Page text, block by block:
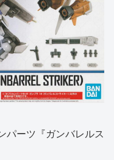
パーツ『ガンバレルス